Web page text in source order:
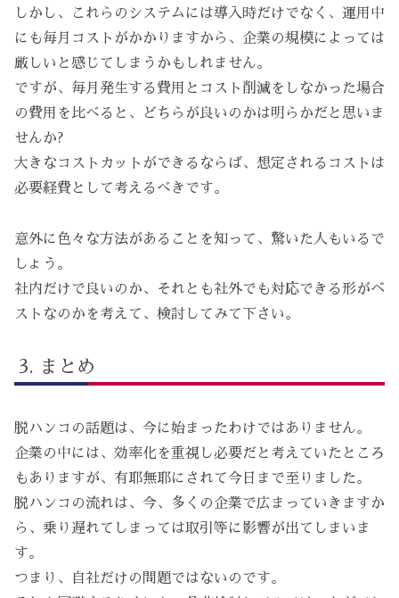
しかし、これらのシステムには導入時だけでなく、運用中
にも毎月コストがかかりますから、企業の規模によっては
厳しいと感じてしまうかもしれません。
ですが、毎月発生する費用とコスト削減をしなかった場合
の費用を比べると、どちらが良いのかは明らかだと思いま
せんか?
大きなコストカットができるならば、想定されるコストは
必要経費として考えるべきです。
意外に色々な方法があることを知って、驚いた人もいるで
しょう。
社内だけで良いのか、それとも社外でも対応できる形がベ
ストなのかを考えて、検討してみて下さい。
まとめ
脱ハンコの話題は、今に始まったわけではありません。
企業の中には、効率化を重視し必要だと考えていたところ
もありますが、有耶無耶にされて今日まで至りました。
脱ハンコの流れは、今、多くの企業で広まっていきますか
ら、乗り遅れてしまっては取引等に影響が出てしまいま
す。
つまり、自社だけの問題ではないのです。